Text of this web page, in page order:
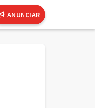
ANUNCIAR